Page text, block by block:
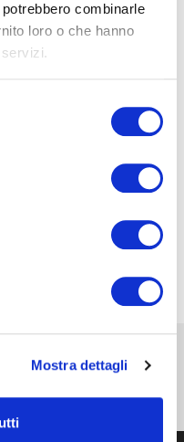
combinarle
loro o che hanno
Mostra dettagli
di Webinar & Events